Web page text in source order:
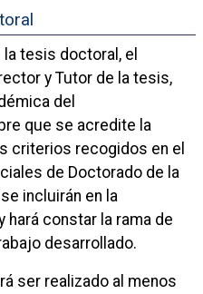
tesis doctoral, el
y Tutor de la tesis,
del
que se acredite la
criterios recogidos en el
de Doctorado de la
incluirán en la
hará constar la rama de
desarrollado.
ser realizado al menos